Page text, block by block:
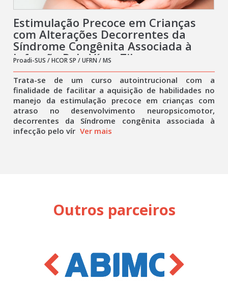
Estimulação Precoce em Crianças
com Alterações Decorrentes da
Síndrome Congênita Associada à
Infecção Pelo Vírus Zika
Proadi-SUS / HCOR SP / UFRN / MS
Trata-se de um curso autointrucional com a
finalidade de facilitar a aquisição de habilidades no
manejo da estimulação precoce em crianças com
atraso no desenvolvimento neuropsicomotor,
decorrentes da Síndrome congênita associada à
infecção pelo vír Ver mais
Outros parceiros